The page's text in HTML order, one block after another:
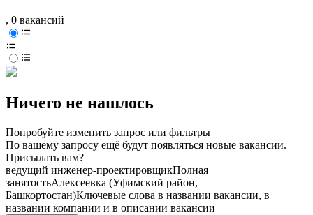
, 0 вакансий
Ничего не нашлось
Попробуйте изменить запрос или фильтры
По вашему запросу ещё будут появляться новые вакансии.
Присылать вам?
ведущий инженер-проектировщикПолная
занятостьАлексеевка (Уфимский район,
Башкортостан)Ключевые слова в названии вакансии, в
названии компании и в описании вакансии